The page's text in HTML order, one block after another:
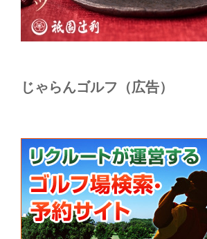
じゃらんゴルフ（広告）